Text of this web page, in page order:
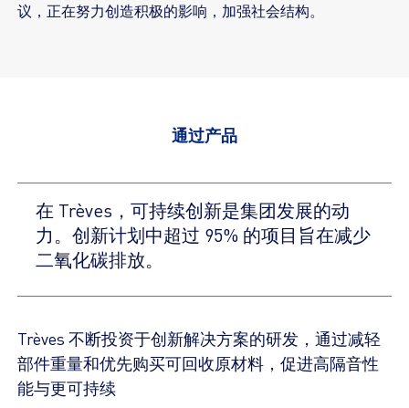
议，正在努力创造积极的影响，加强社会结构。
通过产品
在 Trèves，可持续创新是集团发展的动
力。创新计划中超过 95% 的项目旨在减少
二氧化碳排放。
Trèves 不断投资于创新解决方案的研发，通过减轻
部件重量和优先购买可回收原材料，促进高隔音性
能与更可持续